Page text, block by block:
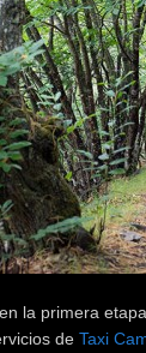
la primera
de Taxi